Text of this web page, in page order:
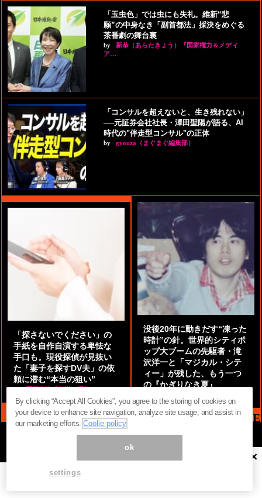
「玉虫色」では虫にも失礼。維新“悲
願”の中身なき「副首都法」採決をめぐる
茶番劇の舞台裏
by
新恭（あらたきょう）『国家権力＆メディ
ア…
「コンサルを超えないと、生き残れない」
──元証券会社社長・澤田聖陽が語る、AI
時代の"伴走型コンサル"の正体
by gyouza（まぐまぐ編集部）
「探さないでください」の
手紙を自作自演する卑怯な
手口も。現役探偵が見抜い
た「妻子を探すDV夫」の依
頼に潜む“本当の狙い”
by 阿部泰尚『伝説の探偵』
没後20年に動きだす“凍った
時計”の針。世界的シティポ
ップ大ブームの先駆者・滝
沢洋一と「マジカル・シテ
ィー」が残した、もう一つ
の『かぎりなき夏』
MAG2 NEWS HEADLINE
ページ内の商標は全て商標権者に属します。無断転載を禁じます。 ©
まぐまぐ！
×
By clicking “Accept All Cookies”, you agree to the storing of cookies on
your device to enhance site navigation, analyze site usage, and assist in
our marketing efforts.Coolie policy
ok
settings